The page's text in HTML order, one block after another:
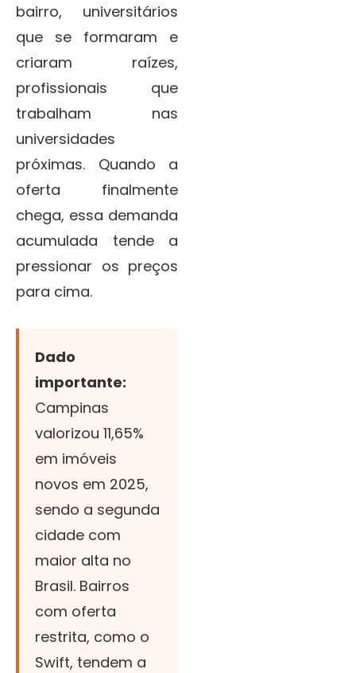
bairro, universitários
que se formaram e
criaram raízes,
profissionais que
trabalham nas
universidades
próximas. Quando a
oferta finalmente
chega, essa demanda
acumulada tende a
pressionar os preços
para cima.
Dado
importante:
Campinas
valorizou 11,65%
em imóveis
novos em 2025,
sendo a segunda
cidade com
maior alta no
Brasil. Bairros
com oferta
restrita, como o
Swift, tendem a